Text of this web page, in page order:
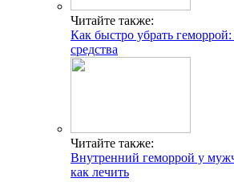
Читайте также:
Как быстро убрать
средства
Читайте также:
Внутренний геморрой у
как лечить